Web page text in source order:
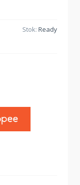
Stok: Ready